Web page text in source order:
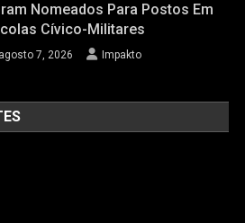
Nomeados Para Postos Em
Cívico-Militares
agosto 7, 2026 Impakto